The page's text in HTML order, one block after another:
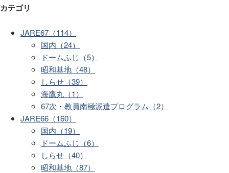
カテゴリ
JARE67（114）
国内（24）
ドームふじ（5）
昭和基地（48）
しらせ（39）
海鷹丸（1）
67次・教員南極派遣プログラム（2）
JARE66（160）
国内（19）
ドームふじ（6）
しらせ（40）
昭和基地（87）